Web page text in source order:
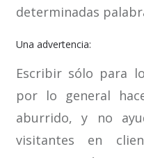
determinadas
Una advertencia:
Escribir sólo para
por lo general
aburrido, y no
visitantes en